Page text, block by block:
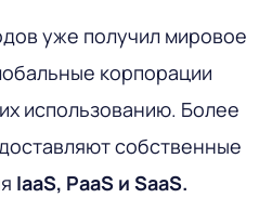
уже получил мировое
корпорации
использованию. Более
собственные
IaaS, PaaS и SaaS.